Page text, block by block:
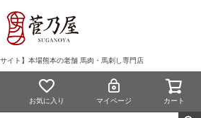
イト】本場熊本の老舗 馬肉・馬刺し専門店
お気に入り マイページ カート